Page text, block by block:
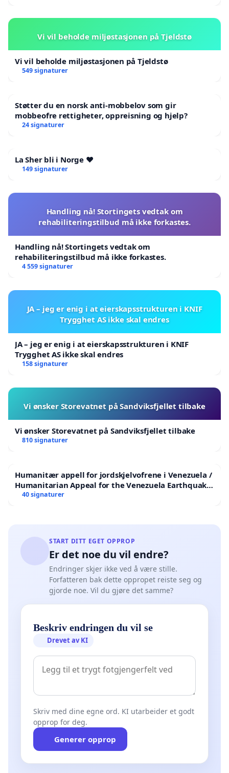
Vi vil beholde miljøstasjonen på Tjeldstø
Vi vil beholde miljøstasjonen på Tjeldstø
549 signaturer
Støtter du en norsk anti-mobbelov som gir
mobbeofre rettigheter, oppreisning og hjelp?
24 signaturer
La Sher bli i Norge ❤️
149 signaturer
Handling nå! Stortingets vedtak om
rehabiliteringstilbud må ikke forkastes.
Handling nå! Stortingets vedtak om
rehabiliteringstilbud må ikke forkastes.
4 559 signaturer
JA – jeg er enig i at eierskapsstrukturen i KNIF
Trygghet AS ikke skal endres
JA – jeg er enig i at eierskapsstrukturen i KNIF
Trygghet AS ikke skal endres
158 signaturer
Vi ønsker Storevatnet på Sandviksfjellet tilbake
Vi ønsker Storevatnet på Sandviksfjellet tilbake
810 signaturer
Humanitær appell for jordskjelvofrene i Venezuela /
Humanitarian Appeal for the Venezuela Earthquake
Victims
40 signaturer
START DITT EGET OPPROP
Er det noe du vil endre?
Endringer skjer ikke ved å være stille.
Forfatteren bak dette oppropet reiste seg og
gjorde noe. Vil du gjøre det samme?
Beskriv endringen du vil se
Drevet av KI
Skriv med dine egne ord. KI utarbeider et godt
opprop for deg.
Generer opprop